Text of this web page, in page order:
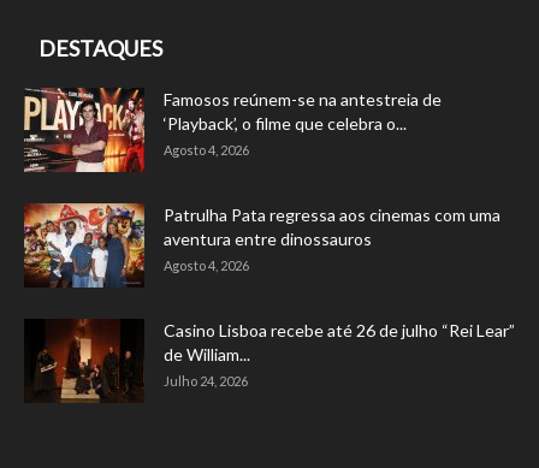
DESTAQUES
Famosos reúnem-se na antestreia de
‘Playback’, o filme que celebra o...
Agosto 4, 2026
Patrulha Pata regressa aos cinemas com uma
aventura entre dinossauros
Agosto 4, 2026
Casino Lisboa recebe até 26 de julho “Rei Lear”
de William...
Julho 24, 2026